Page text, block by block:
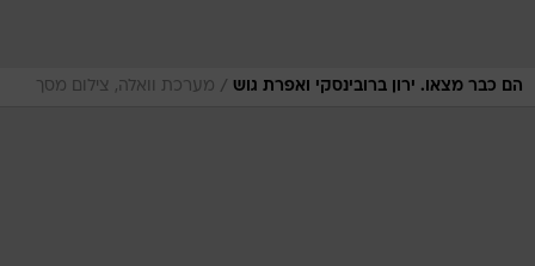
הם כבר מצאו. ירון ברובינסקי ואפרת גוש / מערכת וואלה, צילום מסך